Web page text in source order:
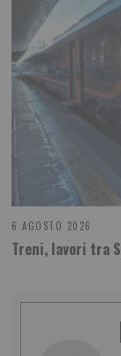
6 AGOSTO 2026
Treni, lavori tra